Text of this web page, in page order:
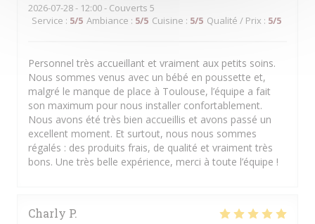
2026-07-28- 12:00 - Couverts 5
Service : 5/5 Ambiance : 5/5 Cuisine : 5/5 Qualité / Prix : 5/5
Personnel très accueillant et vraiment aux petits soins.
Nous sommes venus avec un bébé en poussette et,
malgré le manque de place à Toulouse, l’équipe a fait
son maximum pour nous installer confortablement.
Nous avons été très bien accueillis et avons passé un
excellent moment. Et surtout, nous nous sommes
régalés : des produits frais, de qualité et vraiment très
bons. Une très belle expérience, merci à toute l’équipe !
Charly P